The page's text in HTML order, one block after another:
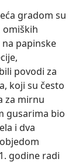
gradom su
omiških
papinske
povodi za
koji su često
za mirnu
gusarima bio
i dva
godine radi